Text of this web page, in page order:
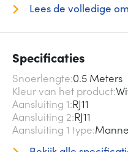
Lees de volledige
Specificaties
Snoerlengte 0.5 Meters
Kleur van het product
Aansluiting 1 RJ11
Aansluiting 2 RJ11
Aansluiting 1 type